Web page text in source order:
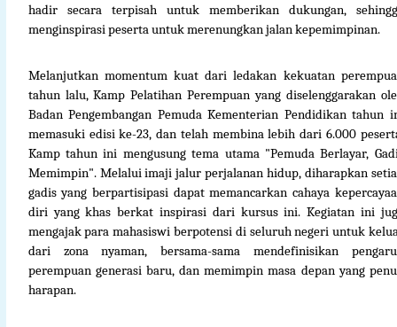
hadir secara terpisah untuk memberikan dukungan,
menginspirasi peserta untuk merenungkan jalan kepemimpinan.
Melanjutkan momentum kuat dari ledakan kekuatan
tahun lalu, Kamp Pelatihan Perempuan yang diselenggarakan
Badan Pengembangan Pemuda Kementerian Pendidikan tahun
memasuki edisi ke-23, dan telah membina lebih dari 6.000
Kamp tahun ini mengusung tema utama "Pemuda Berlayar,
Memimpin". Melalui imaji jalur perjalanan hidup, diharapkan
gadis yang berpartisipasi dapat memancarkan cahaya
diri yang khas berkat inspirasi dari kursus ini. Kegiatan ini
mengajak para mahasiswi berpotensi di seluruh negeri untuk
dari zona nyaman, bersama-sama mendefinisikan
perempuan generasi baru, dan memimpin masa depan yang
harapan.